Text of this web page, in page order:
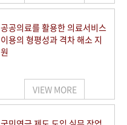
공공의료를 활용한 의료서비스
이용의 형평성과 격차 해소 지
원
VIEW MORE